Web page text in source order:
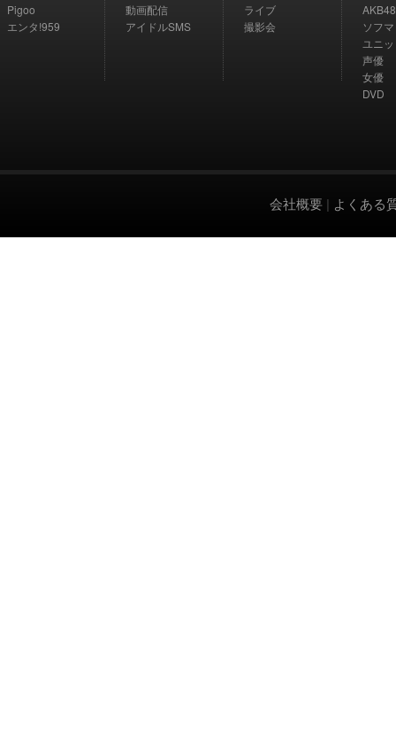
Pigoo
エンタ!959
動画配信
アイドルSMS
ライブ
撮影会
AKB48
ソフ
ユニ
声優
女優
DVD
会社概要 | よくある